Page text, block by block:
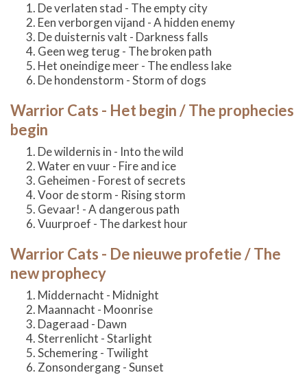
De verlaten stad - The empty city
Een verborgen vijand - A hidden enemy
De duisternis valt - Darkness falls
Geen weg terug - The broken path
Het oneindige meer - The endless lake
De hondenstorm - Storm of dogs
Warrior Cats - Het begin / The prophecies
begin
De wildernis in - Into the wild
Water en vuur - Fire and ice
Geheimen - Forest of secrets
Voor de storm - Rising storm
Gevaar! - A dangerous path
Vuurproef - The darkest hour
Warrior Cats - De nieuwe profetie / The
new prophecy
Middernacht - Midnight
Maannacht - Moonrise
Dageraad - Dawn
Sterrenlicht - Starlight
Schemering - Twilight
Zonsondergang - Sunset